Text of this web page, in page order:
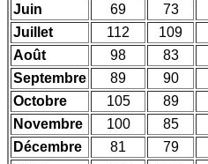
Juin
69 73
Juillet
112 109
Août
98 83
Septembre
89 90
Octobre
105 89
Novembre
100 85
Décembre
81 79